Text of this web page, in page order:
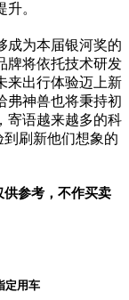
。
成为本届银河奖的
牌将依托技术研发
来出行体验迈上新
弗神兽也将秉持初
寄语越来越多的科
刷新他们想象的
参考，不作买卖
定用车